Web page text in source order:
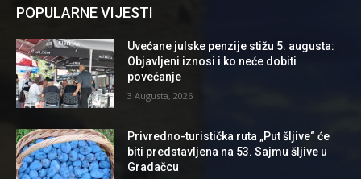
POPULARNE VIJESTI
Uvećane julske penzije stižu 5. augusta:
Objavljeni iznosi i ko neće dobiti
povećanje
3 Augusta, 2026
Privredno-turistička ruta „Put šljive“ će
biti predstavljena na 53. Sajmu šljive u
Gradačcu